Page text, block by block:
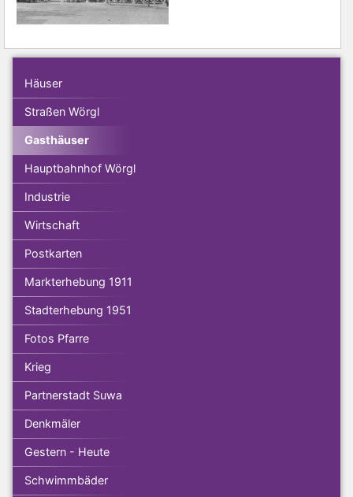
Häuser
Straßen Wörgl
Gasthäuser
Hauptbahnhof Wörgl
Industrie
Wirtschaft
Postkarten
Markterhebung 1911
Stadterhebung 1951
Fotos Pfarre
Krieg
Partnerstadt Suwa
Denkmäler
Gestern - Heute
Schwimmbäder